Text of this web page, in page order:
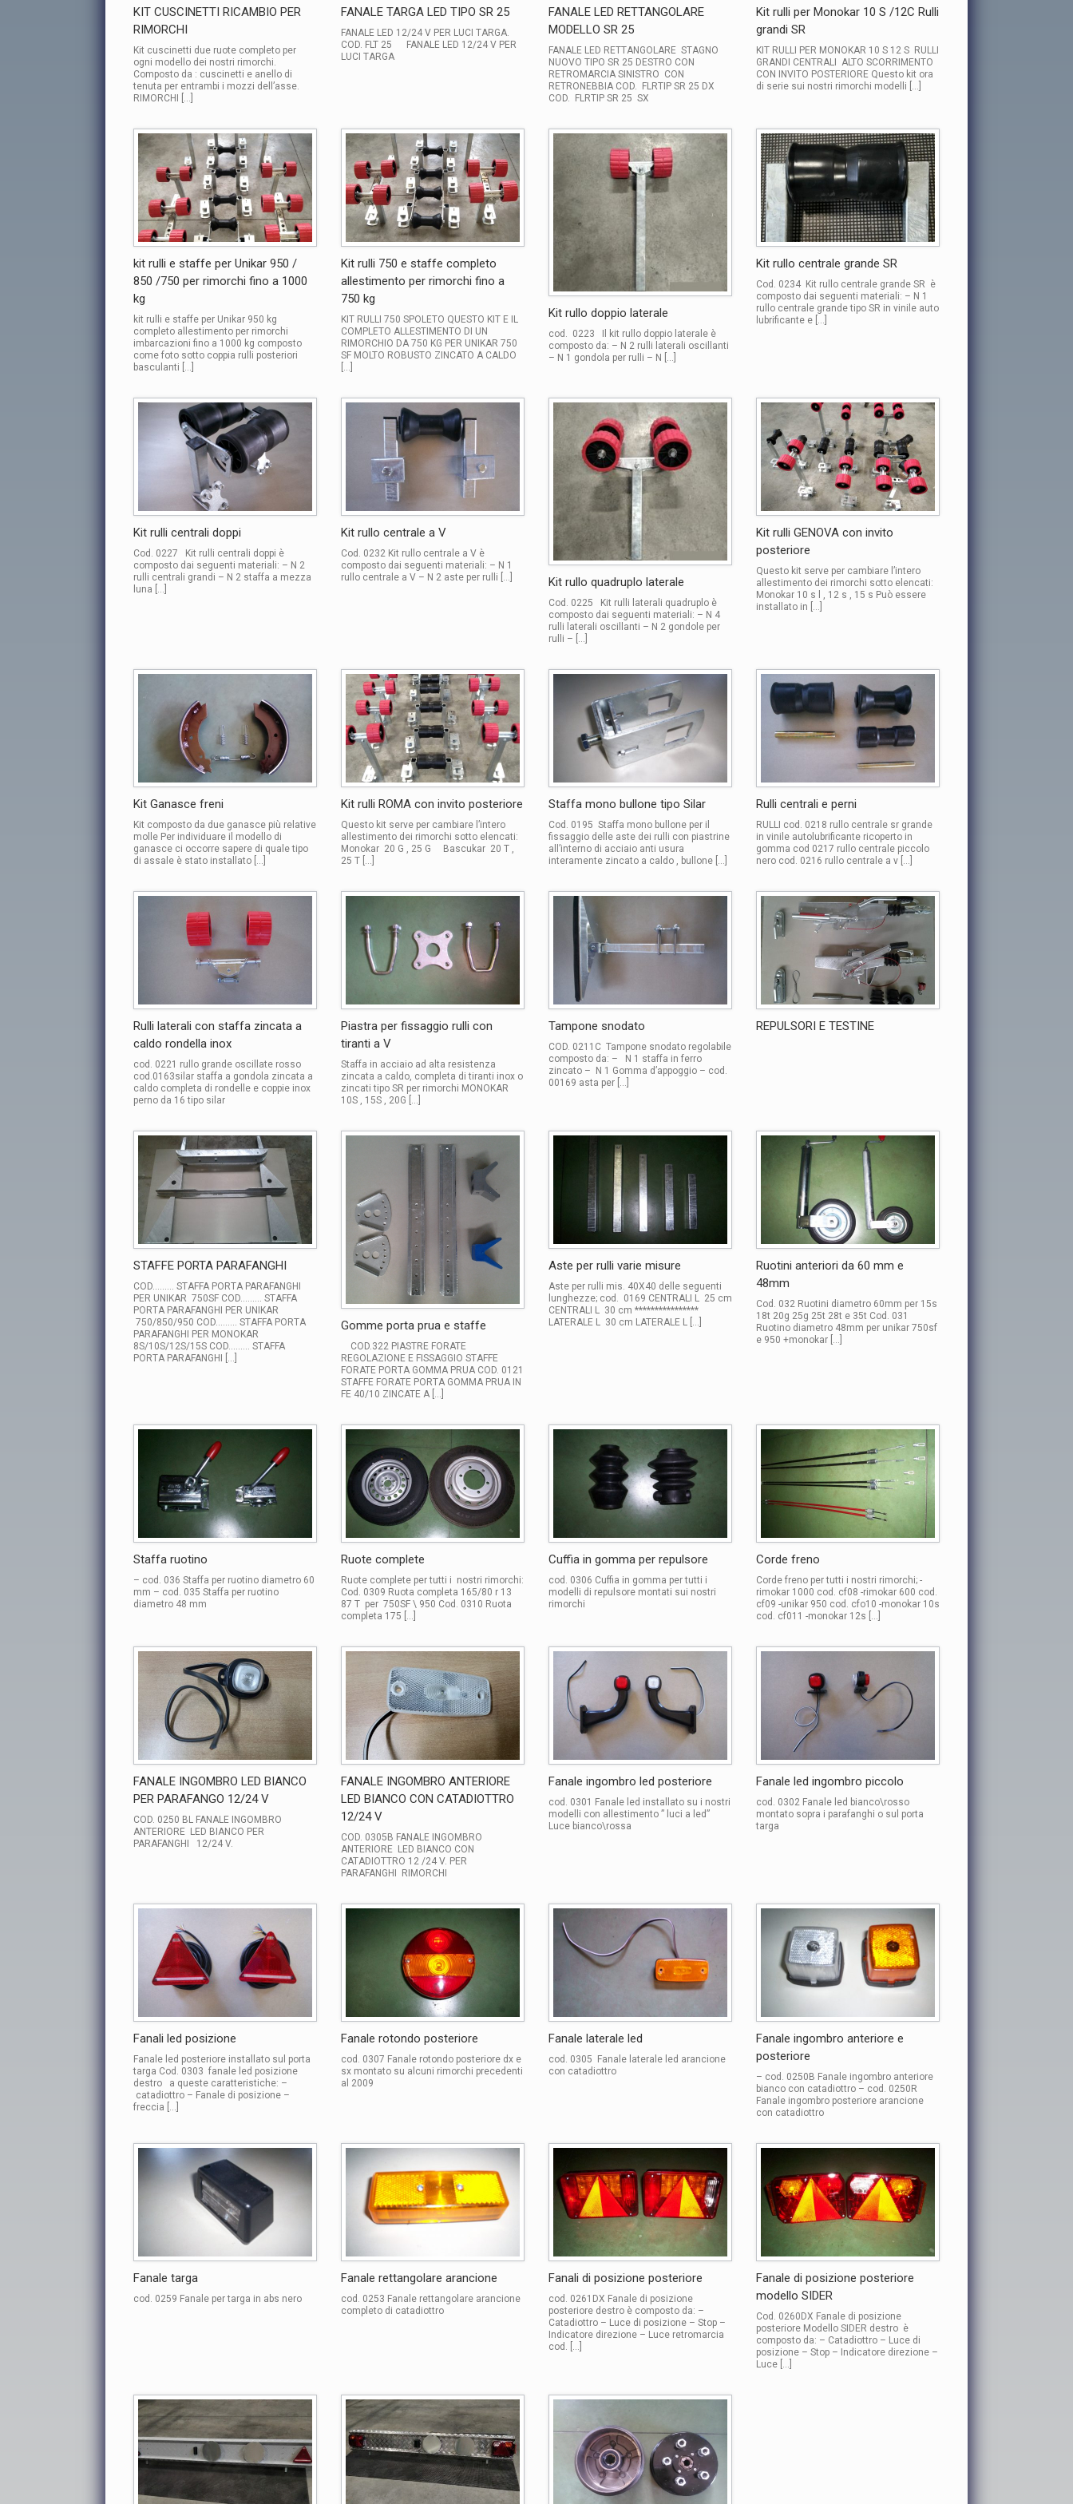
KIT CUSCINETTI RICAMBIO PER
RIMORCHI
Kit cuscinetti due ruote completo per
ogni modello dei nostri rimorchi.
Composto da : cuscinetti e anello di
tenuta per entrambi i mozzi dell’asse.
RIMORCHI […]
FANALE TARGA LED TIPO SR 25
FANALE LED 12/24 V PER LUCI TARGA.
COD. FLT 25 FANALE LED 12/24 V PER
LUCI TARGA
FANALE LED RETTANGOLARE
MODELLO SR 25
FANALE LED RETTANGOLARE STAGNO
NUOVO TIPO SR 25 DESTRO CON
RETROMARCIA SINISTRO CON
RETRONEBBIA COD. FLRTIP SR 25 DX
COD. FLRTIP SR 25 SX
Kit rulli per Monokar 10 S /12C Rulli
grandi SR
KIT RULLI PER MONOKAR 10 S 12 S RULLI
GRANDI CENTRALI ALTO SCORRIMENTO
CON INVITO POSTERIORE Questo kit ora
di serie sui nostri rimorchi modelli […]
kit rulli e staffe per Unikar 950 /
850 /750 per rimorchi fino a 1000
kg
kit rulli e staffe per Unikar 950 kg
completo allestimento per rimorchi
imbarcazioni fino a 1000 kg composto
come foto sotto coppia rulli posteriori
basculanti […]
Kit rulli 750 e staffe completo
allestimento per rimorchi fino a
750 kg
KIT RULLI 750 SPOLETO QUESTO KIT E IL
COMPLETO ALLESTIMENTO DI UN
RIMORCHIO DA 750 KG PER UNIKAR 750
SF MOLTO ROBUSTO ZINCATO A CALDO
[…]
Kit rullo doppio laterale
cod. 0223 Il kit rullo doppio laterale è
composto da: – N 2 rulli laterali oscillanti
– N 1 gondola per rulli – N […]
Kit rullo centrale grande SR
Cod. 0234 Kit rullo centrale grande SR è
composto dai seguenti materiali: – N 1
rullo centrale grande tipo SR in vinile auto
lubrificante e […]
Kit rulli centrali doppi
Cod. 0227 Kit rulli centrali doppi è
composto dai seguenti materiali: – N 2
rulli centrali grandi – N 2 staffa a mezza
luna […]
Kit rullo centrale a V
Cod. 0232 Kit rullo centrale a V è
composto dai seguenti materiali: – N 1
rullo centrale a V – N 2 aste per rulli […]
Kit rullo quadruplo laterale
Cod. 0225 Kit rulli laterali quadruplo è
composto dai seguenti materiali: – N 4
rulli laterali oscillanti – N 2 gondole per
rulli – […]
Kit rulli GENOVA con invito
posteriore
Questo kit serve per cambiare l’intero
allestimento dei rimorchi sotto elencati:
Monokar 10 s l , 12 s , 15 s Può essere
installato in […]
Kit Ganasce freni
Kit composto da due ganasce più relative
molle Per individuare il modello di
ganasce ci occorre sapere di quale tipo
di assale è stato installato […]
Kit rulli ROMA con invito posteriore
Questo kit serve per cambiare l’intero
allestimento dei rimorchi sotto elencati:
Monokar 20 G , 25 G Bascukar 20 T ,
25 T […]
Staffa mono bullone tipo Silar
Cod. 0195 Staffa mono bullone per il
fissaggio delle aste dei rulli con piastrine
all’interno di acciaio anti usura
interamente zincato a caldo , bullone […]
Rulli centrali e perni
RULLI cod. 0218 rullo centrale sr grande
in vinile autolubrificante ricoperto in
gomma cod 0217 rullo centrale piccolo
nero cod. 0216 rullo centrale a v […]
Rulli laterali con staffa zincata a
caldo rondella inox
cod. 0221 rullo grande oscillate rosso
cod.0163silar staffa a gondola zincata a
caldo completa di rondelle e coppie inox
perno da 16 tipo silar
Piastra per fissaggio rulli con
tiranti a V
Staffa in acciaio ad alta resistenza
zincata a caldo, completa di tiranti inox o
zincati tipo SR per rimorchi MONOKAR
10S , 15S , 20G […]
Tampone snodato
COD. 0211C Tampone snodato regolabile
composto da: – N 1 staffa in ferro
zincato – N 1 Gomma d’appoggio – cod.
00169 asta per […]
REPULSORI E TESTINE
STAFFE PORTA PARAFANGHI
COD……… STAFFA PORTA PARAFANGHI
PER UNIKAR 750SF COD……… STAFFA
PORTA PARAFANGHI PER UNIKAR
750/850/950 COD……… STAFFA PORTA
PARAFANGHI PER MONOKAR
8S/10S/12S/15S COD……… STAFFA
PORTA PARAFANGHI […]
Gomme porta prua e staffe
COD.322 PIASTRE FORATE
REGOLAZIONE E FISSAGGIO STAFFE
FORATE PORTA GOMMA PRUA COD. 0121
STAFFE FORATE PORTA GOMMA PRUA IN
FE 40/10 ZINCATE A […]
Aste per rulli varie misure
Aste per rulli mis. 40X40 delle seguenti
lunghezze; cod. 0169 CENTRALI L 25 cm
CENTRALI L 30 cm ****************
LATERALE L 30 cm LATERALE L […]
Ruotini anteriori da 60 mm e
48mm
Cod. 032 Ruotini diametro 60mm per 15s
18t 20g 25g 25t 28t e 35t Cod. 031
Ruotino diametro 48mm per unikar 750sf
e 950 +monokar […]
Staffa ruotino
– cod. 036 Staffa per ruotino diametro 60
mm – cod. 035 Staffa per ruotino
diametro 48 mm
Ruote complete
Ruote complete per tutti i nostri rimorchi:
Cod. 0309 Ruota completa 165/80 r 13
87 T per 750SF \ 950 Cod. 0310 Ruota
completa 175 […]
Cuffia in gomma per repulsore
cod. 0306 Cuffia in gomma per tutti i
modelli di repulsore montati sui nostri
rimorchi
Corde freno
Corde freno per tutti i nostri rimorchi; -
rimokar 1000 cod. cf08 -rimokar 600 cod.
cf09 -unikar 950 cod. cfo10 -monokar 10s
cod. cf011 -monokar 12s […]
FANALE INGOMBRO LED BIANCO
PER PARAFANGO 12/24 V
COD. 0250 BL FANALE INGOMBRO
ANTERIORE LED BIANCO PER
PARAFANGHI 12/24 V.
FANALE INGOMBRO ANTERIORE
LED BIANCO CON CATADIOTTRO
12/24 V
COD. 0305B FANALE INGOMBRO
ANTERIORE LED BIANCO CON
CATADIOTTRO 12 /24 V. PER
PARAFANGHI RIMORCHI
Fanale ingombro led posteriore
cod. 0301 Fanale led installato su i nostri
modelli con allestimento ” luci a led”
Luce bianco\rossa
Fanale led ingombro piccolo
cod. 0302 Fanale led bianco\rosso
montato sopra i parafanghi o sul porta
targa
Fanali led posizione
Fanale led posteriore installato sul porta
targa Cod. 0303 fanale led posizione
destro a queste caratteristiche: –
catadiottro – Fanale di posizione –
freccia […]
Fanale rotondo posteriore
cod. 0307 Fanale rotondo posteriore dx e
sx montato su alcuni rimorchi precedenti
al 2009
Fanale laterale led
cod. 0305 Fanale laterale led arancione
con catadiottro
Fanale ingombro anteriore e
posteriore
– cod. 0250B Fanale ingombro anteriore
bianco con catadiottro – cod. 0250R
Fanale ingombro posteriore arancione
con catadiottro
Fanale targa
cod. 0259 Fanale per targa in abs nero
Fanale rettangolare arancione
cod. 0253 Fanale rettangolare arancione
completo di catadiottro
Fanali di posizione posteriore
cod. 0261DX Fanale di posizione
posteriore destro è composto da: –
Catadiottro – Luce di posizione – Stop –
Indicatore direzione – Luce retromarcia
cod. […]
Fanale di posizione posteriore
modello SIDER
Cod. 0260DX Fanale di posizione
posteriore Modello SIDER destro è
composto da: – Catadiottro – Luce di
posizione – Stop – Indicatore direzione –
Luce […]